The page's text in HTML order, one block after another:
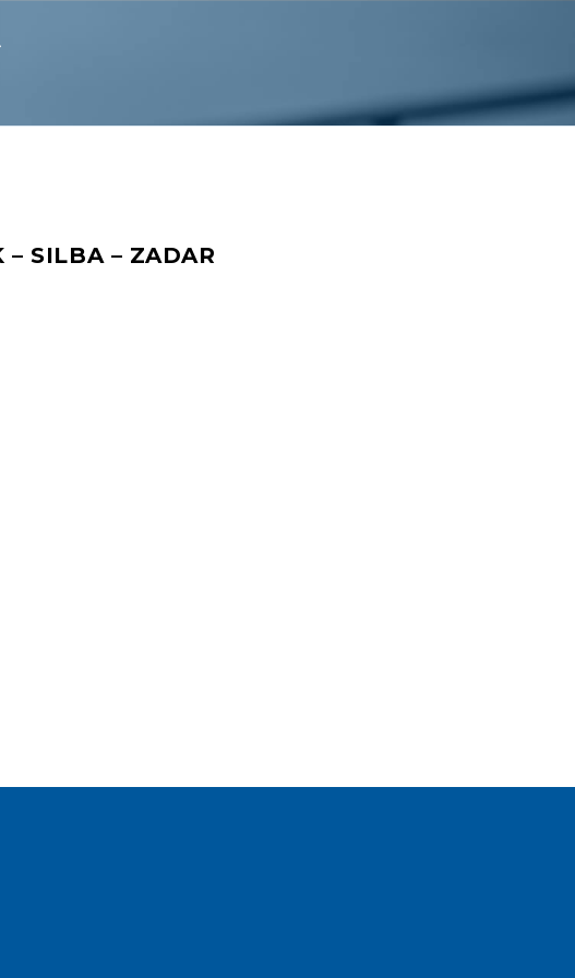
– SILBA – ZADAR